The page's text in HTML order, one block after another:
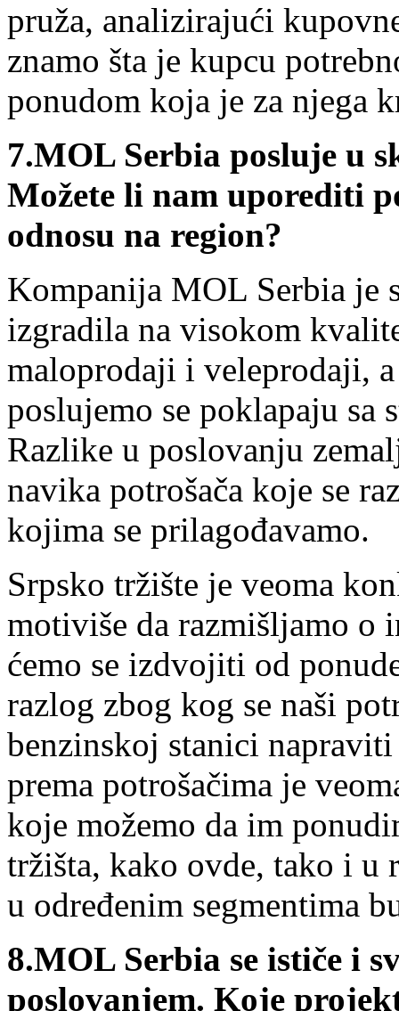
pruža, analizirajući
znamo šta je kupcu
ponudom koja je za njega
7.MOL Serbia posluje u
Možete li nam uporediti
odnosu na region?
Kompanija MOL Serbia
izgradila na visokom
maloprodaji i veleprodaji,
poslujemo se poklapaju sa
Razlike u poslovanju
navika potrošača koje se
kojima se prilagođavamo.
Srpsko tržište je veoma
motiviše da razmišljamo o
ćemo se izdvojiti od
razlog zbog kog se naši
benzinskoj stanici
prema potrošačima je
koje možemo da im
tržišta, kako ovde, tako i u
u određenim segmentima
8.MOL Serbia se ističe i
poslovanjem. Koje